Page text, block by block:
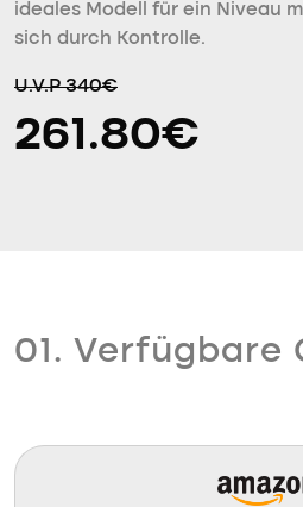
ideales Modell für ein Niveau
sich durch Kontrolle.
U.V.P 340€
261.80€
01. Verfügbare